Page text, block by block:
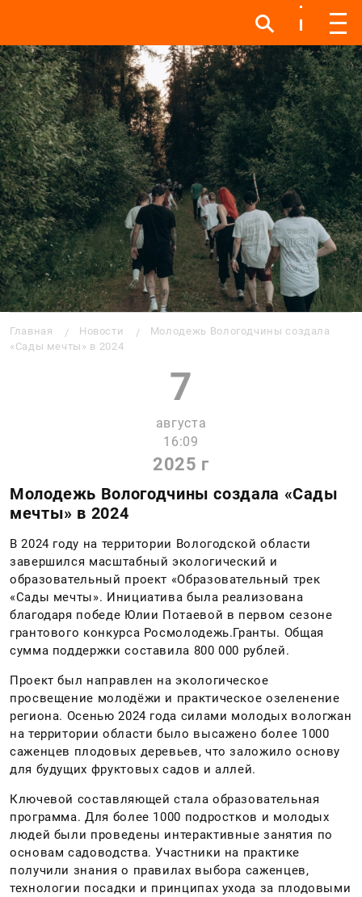
Инфо Инфо Меню
Главная Новости
Молодежь Вологодчины создала
«Сады мечты» в 2024
7
августа
16:09
2025 г
Молодежь Вологодчины создала «Сады
мечты» в 2024
В 2024 году на территории Вологодской области
завершился масштабный экологический и
образовательный проект «Образовательный трек
«Сады мечты». Инициатива была реализована
благодаря победе Юлии Потаевой в первом сезоне
грантового конкурса Росмолодежь.Гранты. Общая
сумма поддержки составила 800 000 рублей.
Проект был направлен на экологическое
просвещение молодёжи и практическое озеленение
региона. Осенью 2024 года силами молодых вологжан
на территории области было высажено более 1000
саженцев плодовых деревьев, что заложило основу
для будущих фруктовых садов и аллей.
Ключевой составляющей стала образовательная
программа. Для более 1000 подростков и молодых
людей были проведены интерактивные занятия по
основам садоводства. Участники на практике
получили знания о правилах выбора саженцев,
технологии посадки и принципах ухода за плодовыми